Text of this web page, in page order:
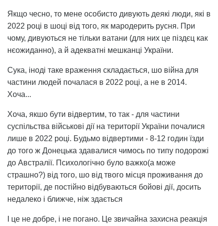
Якщо чесно, то мене особисто дивують деякі люди, які в
2022 році в шоці від того, як мародерить русня. При
чому, дивуються не тільки ватани (для них це піздєц как
нєожиданно), а й адекватні мешканці України.
Сука, іноді таке враження складається, шо війна для
частини людей почалася в 2022 році, а не в 2014.
Хоча...
Хоча, якшо бути відвертим, то так - для частини
суспільства військові дії на території України почалися
лише в 2022 році. Будьмо відвертими - 8-12 годин їзди
до того ж Донецька здавалися чимось по типу подорожі
до Австралії. Психологічно було важко(а може
страшно?) від того, шо від твого місця проживання до
території, де постійно відбуваються бойові дії, досить
недалеко і ближче, ніж здається
І це не добре, і не погано. Це звичайна захисна реакція